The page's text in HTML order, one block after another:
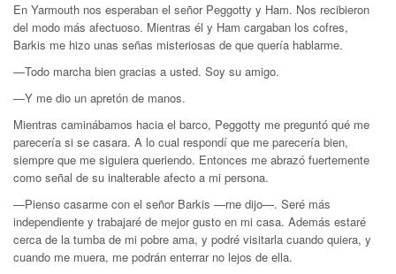
En Yarmouth nos esperaban el señor Peggotty y Ham. Nos recibieron
del modo más afectuoso. Mientras él y Ham cargaban los cofres,
Barkis me hizo unas señas misteriosas de que quería hablarme.
—Todo marcha bien gracias a usted. Soy su amigo.
—Y me dio un apretón de manos.
Mientras caminábamos hacia el barco, Peggotty me preguntó qué me
parecería si se casara. A lo cual respondí que me parecería bien,
siempre que me siguiera queriendo. Entonces me abrazó fuertemente
como señal de su inalterable afecto a mi persona.
—Pienso casarme con el señor Barkis —rne dijo—. Seré más
independiente y trabajaré de mejor gusto en mi casa. Además estaré
cerca de la tumba de mi pobre ama, y podré visitarla cuando quiera, y
cuando me muera, me podrán enterrar no lejos de ella.